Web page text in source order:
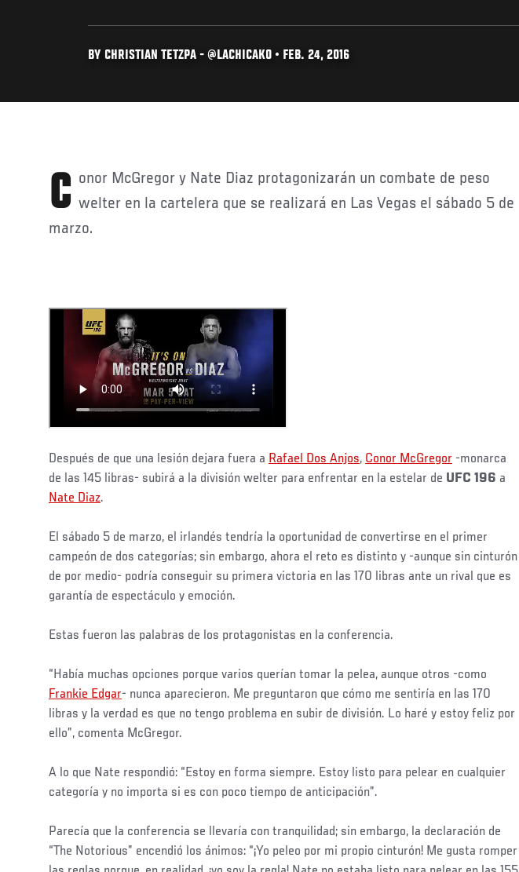
BY CHRISTIAN TETZPA - @LACHICAKO • FEB. 24, 2016
Conor McGregor y Nate Diaz protagonizarán un combate de peso welter en la cartelera que se realizará en Las Vegas el sábado 5 de
marzo.
Después de que una lesión dejara fuera a Rafael Dos Anjos, Conor McGregor -monarca
de las 145 libras- subirá a la división welter para enfrentar en la estelar de UFC 196 a
Nate Diaz.
El sábado 5 de marzo, el irlandés tendría la oportunidad de convertirse en el primer
campeón de dos categorías; sin embargo, ahora el reto es distinto y -aunque sin cinturón
de por medio- podría conseguir su primera victoria en las 170 libras ante un rival que es
garantía de espectáculo y emoción.
Estas fueron las palabras de los protagonistas en la conferencia.
“Había muchas opciones porque varios querían tomar la pelea, aunque otros -como
Frankie Edgar- nunca aparecieron. Me preguntaron que cómo me sentiría en las 170
libras y la verdad es que no tengo problema en subir de división. Lo haré y estoy feliz por
ello”, comenta McGregor.
A lo que Nate respondió: “Estoy en forma siempre. Estoy listo para pelear en cualquier
categoría y no importa si es con poco tiempo de anticipación”.
Parecía que la conferencia se llevaría con tranquilidad; sin embargo, la declaración de
“The Notorious” encendió los ánimos: “¡Yo peleo por mi propio cinturón! Me gusta romper